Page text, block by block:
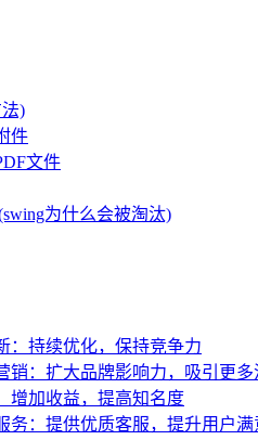
法)
件
文件
为什么会被淘汰)
：持续优化，保持竞争力
销：扩大品牌影响力，吸引更
增加收益，提高知名度
务：提供优质客服，提升用户满